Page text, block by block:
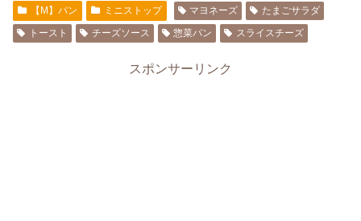
【M】パン ミニストップ マヨネーズ
たまごサラダ
トースト
チーズソース 惣菜パン スライスチーズ
スポンサーリンク